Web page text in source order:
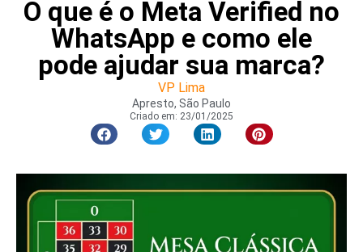
O que é o Meta Verified no
WhatsApp e como ele
pode ajudar sua marca?
VP Lima
Apresto, São Paulo
Criado em: 23/01/2025